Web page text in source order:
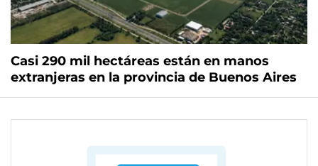
Casi 290 mil hectáreas están en manos
extranjeras en la provincia de Buenos Aires